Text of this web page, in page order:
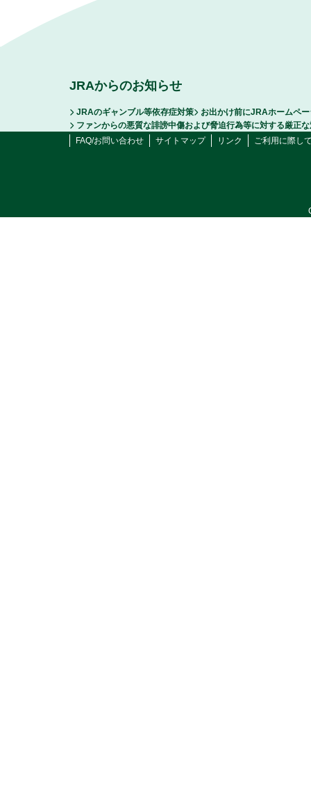
JRAからのお知らせ
JRAのギャンブル等依存症対策
お出かけ前にJRAホームペ
ファンからの悪質な誹謗中傷および脅迫行為等に対する厳正
FAQ/お問い合わせ
サイトマップ リンク ご利用に際し